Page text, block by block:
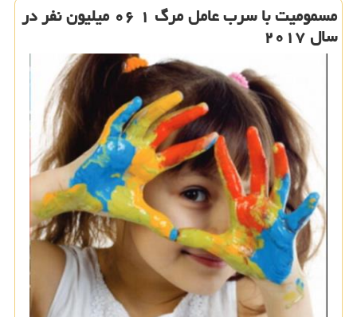
مسمومیت با سرب عامل مرگ ۱ ۰۶ میلیون نفر در
سال ۲۰۱۷